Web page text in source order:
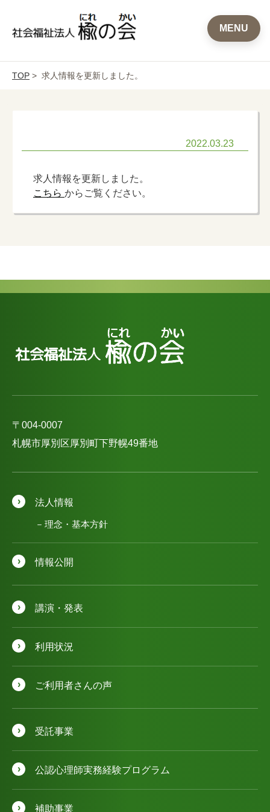
MENU
TOP > 求人情報を更新しました。
2022.03.23
求人情報を更新しました。
こちら からご覧ください。
〒004-0007
札幌市厚別区厚別町下野幌49番地
法人情報
理念・基本方針
情報公開
講演・発表
利用状況
ご利用者さんの声
受託事業
公認⼼理師実務経験プログラム
補助事業